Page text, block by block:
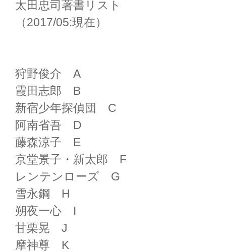
太田忠司著書リスト
（2017/05:現在）
狩野俊介 A
霞田志郎 B
新宿少年探偵団 C
阿南省吾 D
藤森涼子 E
京堂景子・新太郎 F
レンテンローズ G
雪永鋼 H
朔夜一心 I
甘栗晃 J
摩神尊 K